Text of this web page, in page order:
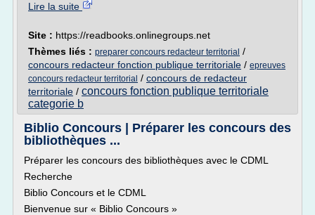
Lire la suite
Site : https://readbooks.onlinegroups.net
Thèmes liés : preparer concours redacteur territorial /
concours redacteur fonction publique territoriale / epreuves
concours redacteur territorial / concours de redacteur
territoriale / concours fonction publique territoriale
categorie b
Biblio Concours | Préparer les concours des
bibliothèques ...
Préparer les concours des bibliothèques avec le CDML
Recherche
Biblio Concours et le CDML
Bienvenue sur « Biblio Concours »